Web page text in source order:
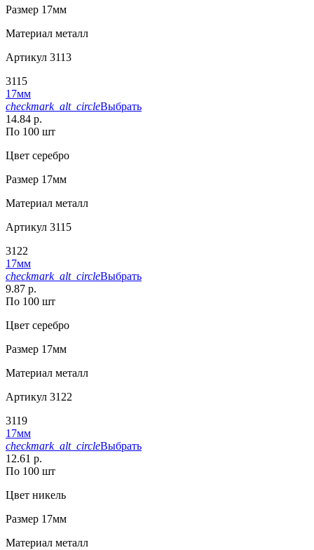
Размер 17мм
Материал металл
Артикул 3113
3115
17мм
checkmark_alt_circleВыбрать
14.84 р.
По 100 шт
Цвет серебро
Размер 17мм
Материал металл
Артикул 3115
3122
17мм
checkmark_alt_circleВыбрать
9.87 р.
По 100 шт
Цвет серебро
Размер 17мм
Материал металл
Артикул 3122
3119
17мм
checkmark_alt_circleВыбрать
12.61 р.
По 100 шт
Цвет никель
Размер 17мм
Материал металл